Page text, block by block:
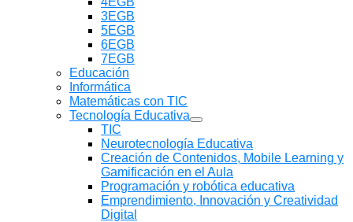
3EGB
5EGB
6EGB
7EGB
Educación
Informática
Matemáticas con TIC
Tecnología Educativa
Mostrar
submenú
TIC
Neurotecnología Educativa
Creación de Contenidos, Mobile Learning y
Gamificación en el Aula
Programación y robótica educativa
Emprendimiento, Innovación y Creatividad
Digital